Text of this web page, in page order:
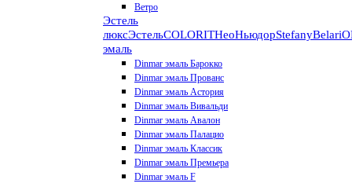
Ветро
Эстель
люксЭстельCOLORITНеоНьюдорStefanyBelari
эмаль
Dinmar эмаль Барокко
Dinmar эмаль Прованс
Dinmar эмаль Астория
Dinmar эмаль Вивальди
Dinmar эмаль Авалон
Dinmar эмаль Палацио
Dinmar эмаль Классик
Dinmar эмаль Премьера
Dinmar эмаль F